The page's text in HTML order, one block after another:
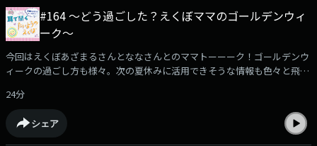
#164 〜どう過ごした？えくぼママのゴールデンウィ
ーク〜
今回はえくぼあざまるさんとななさんとのママトーーーク！ゴールデンウ
ィークの過ごし方も様々。次の夏休みに活用できそうな情報も色々と飛び
いね。
24分
シェア